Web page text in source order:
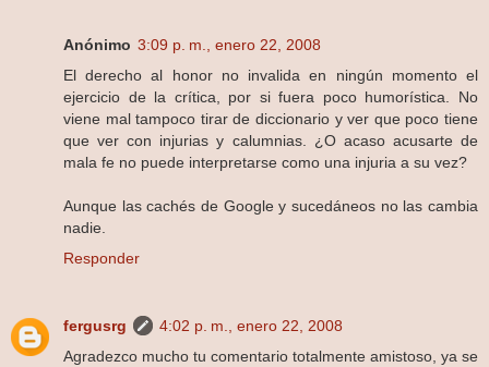
Anónimo 3:09 p. m., enero 22, 2008
El derecho al honor no invalida en ningún momento el
ejercicio de la crítica, por si fuera poco humorística. No
viene mal tampoco tirar de diccionario y ver que poco tiene
que ver con injurias y calumnias. ¿O acaso acusarte de
mala fe no puede interpretarse como una injuria a su vez?
Aunque las cachés de Google y sucedáneos no las cambia
nadie.
Responder
fergusrg
4:02 p. m., enero 22, 2008
Agradezco mucho tu comentario totalmente amistoso, ya se